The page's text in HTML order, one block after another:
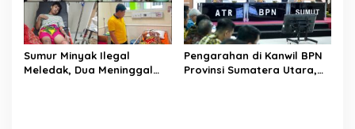
Sumur Minyak Ilegal
Meledak, Dua Meninggal
Pengarahan di Kanwil BPN
Provinsi Sumatera Utara,